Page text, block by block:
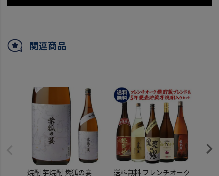
関連商品
焼酎 芋焼酎 紫狐の宴 送料無料 フレンチオーク